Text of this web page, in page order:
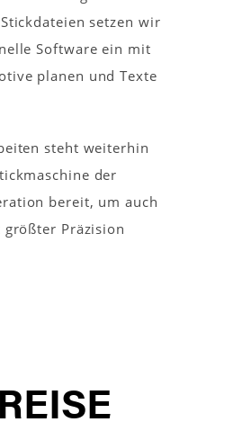
setzen wir
Software ein mit
planen und Texte
steht weiterhin
der
bereit, um auch
Präzision